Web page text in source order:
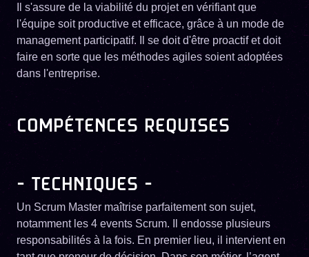
Il s'assure de la viabilité du projet en vérifiant que
l'équipe soit productive et efficace, grâce à un mode de
management participatif. Il se doit d'être proactif et doit
faire en sorte que les méthodes agiles soient adoptées
dans l'entreprise.
COMPÉTENCES REQUISES
- TECHNIQUES -
Un Scrum Master maîtrise parfaitement son sujet,
notamment les 4 events Scrum. Il endosse plusieurs
responsabilités à la fois. En premier lieu, il intervient en